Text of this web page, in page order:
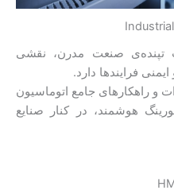
تپنده‌ی صنعت مدرن، نقشی
فرایندها دارد.
و راهکارهای جامع اتوماسیون
هوشمند، در کنار صنایع